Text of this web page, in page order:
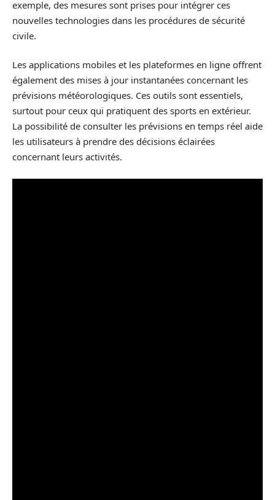
exemple, des mesures sont prises pour intégrer ces
nouvelles technologies dans les procédures de sécurité
civile.
Les applications mobiles et les plateformes en ligne offrent
également des mises à jour instantanées concernant les
prévisions météorologiques. Ces outils sont essentiels,
surtout pour ceux qui pratiquent des sports en extérieur.
La possibilité de consulter les prévisions en temps réel aide
les utilisateurs à prendre des décisions éclairées
concernant leurs activités.